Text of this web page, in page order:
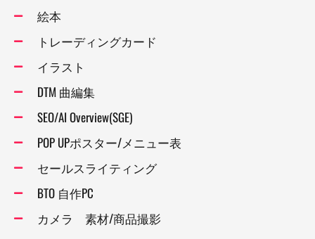
絵本
トレーディングカード
イラスト
DTM 曲編集
SEO/AI Overview(SGE)
POP UPポスター/メニュー表
セールスライティング
BTO 自作PC
カメラ 素材/商品撮影